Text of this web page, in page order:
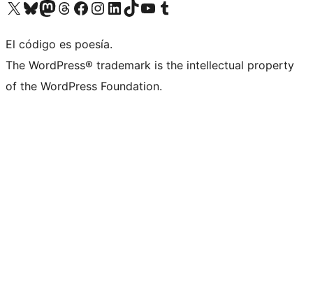
Visita nuestra cuenta de X (anteriormente Twitter)
Visita nuestra cuenta de Bluesky
Visita nuestra cuenta de Mastodon
Visita nuestra cuenta de Threads
Visita nuestra página de Facebook
Visita nuestra cuenta de Instagram
Visita nuestra cuenta de LinkedIn
Visita nuestra cuenta de TikTok
Visita nuestro canal de YouTube
Visita nuestra cuenta de Tumblr
El código es poesía.
The WordPress® trademark is the intellectual property
of the WordPress Foundation.